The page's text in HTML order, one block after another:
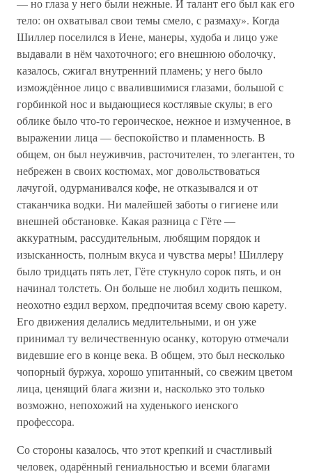
— но глаза у него были нежные. И талант его был как его
тело: он охватывал свои темы смело, с размаху». Когда
Шиллер поселился в Иене, манеры, худоба и лицо уже
выдавали в нём чахоточного; его внешнюю оболочку,
казалось, сжигал внутренний пламень; у него было
измождённое лицо с ввалившимися глазами, большой с
горбинкой нос и выдающиеся костлявые скулы; в его
облике было что-то героическое, нежное и измученное, в
выражении лица — беспокойство и пламенность. В
общем, он был неуживчив, расточителен, то элегантен, то
небрежен в своих костюмах, мог довольствоваться
лачугой, одурманивался кофе, не отказывался и от
стаканчика водки. Ни малейшей заботы о гигиене или
внешней обстановке. Какая разница с Гёте —
аккуратным, рассудительным, любящим порядок и
изысканность, полным вкуса и чувства меры! Шиллеру
было тридцать пять лет, Гёте стукнуло сорок пять, и он
начинал толстеть. Он больше не любил ходить пешком,
неохотно ездил верхом, предпочитая всему свою карету.
Его движения делались медлительными, и он уже
принимал ту величественную осанку, которую отмечали
видевшие его в конце века. В общем, это был несколько
чопорный буржуа, хорошо упитанный, со свежим цветом
лица, ценящий блага жизни и, насколько это только
возможно, непохожий на худенького иенского
профессора.
Со стороны казалось, что этот крепкий и счастливый
человек, одарённый гениальностью и всеми благами